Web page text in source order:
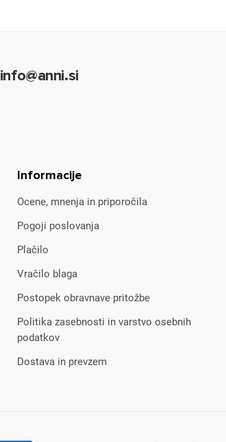
info@anni.si
Informacije
Ocene, mnenja in priporočila
Pogoji poslovanja
Plačilo
Vračilo blaga
Postopek obravnave pritožbe
Politika zasebnosti in varstvo osebnih
podatkov
Dostava in prevzem